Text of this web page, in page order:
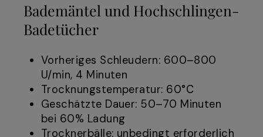
Bademäntel und Hochschlingen-
Badetücher
Vorheriges Schleudern: 600–800
U/min, 4 Minuten
Trocknungstemperatur: 60°C
Geschätzte Dauer: 50–70 Minuten
bei 60% Ladung
Trocknerbälle: unbedingt erforderlich